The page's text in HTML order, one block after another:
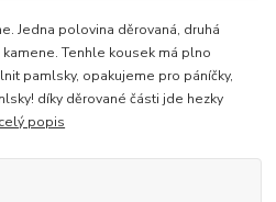
Jedna polovina děrovaná, druhá
Tenhle kousek má plno
pamlsky, opakujeme pro páníčky,
díky děrované části jde hezky
celý popis